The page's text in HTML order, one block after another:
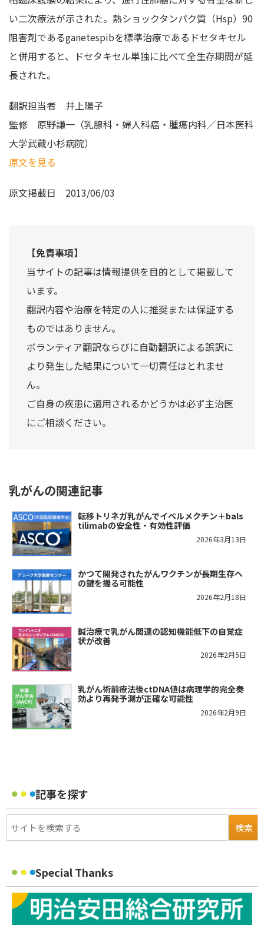
い二次療法が示された。熱ショックタンパク質（Hsp）90
阻害剤であるganetespibを標準治療であるドセタキセル
と併用すると、ドセタキセル単独に比べて全生存期間が延
長された。
翻訳担当者 井上陽子
監修 原野謙一（乳腺科・婦人科癌・腫瘍内科／日本医科
大学武蔵小杉病院）
原文を見る
原文掲載日 2013/06/03
【免責事項】
当サイトの記事は情報提供を目的として掲載して
います。
翻訳内容や治療を特定の人に推奨または保証する
ものではありません。
ボランティア翻訳ならびに自動翻訳による誤訳に
より発生した結果について一切責任はとれませ
ん。
ご自身の疾患に適用されるかどうかは必ず主治医
にご相談ください。
乳がんの関連記事
転移トリネガ乳がんでイベルメクチン＋bals
tilimabの安全性・有効性評価
2026年3月13日
かつて開発されたがんワクチンが長期生存へ
の鍵を握る可能性
2026年2月18日
鍼治療で乳がん関連の認知機能低下の自覚症
状が改善
2026年2月5日
乳がん術前療法後ctDNA値は病理学的完全奏
効より再発予測が正確な可能性
2026年2月9日
記事を探す
Special Thanks